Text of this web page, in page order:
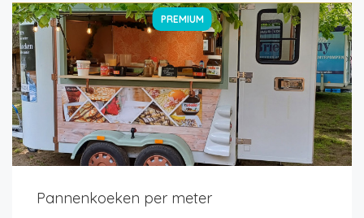
PREMIUM
Pannenkoeken per meter